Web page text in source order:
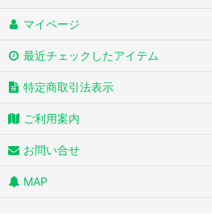
マイページ
最近チェックしたアイテム
特定商取引法表示
ご利用案内
お問い合せ
MAP